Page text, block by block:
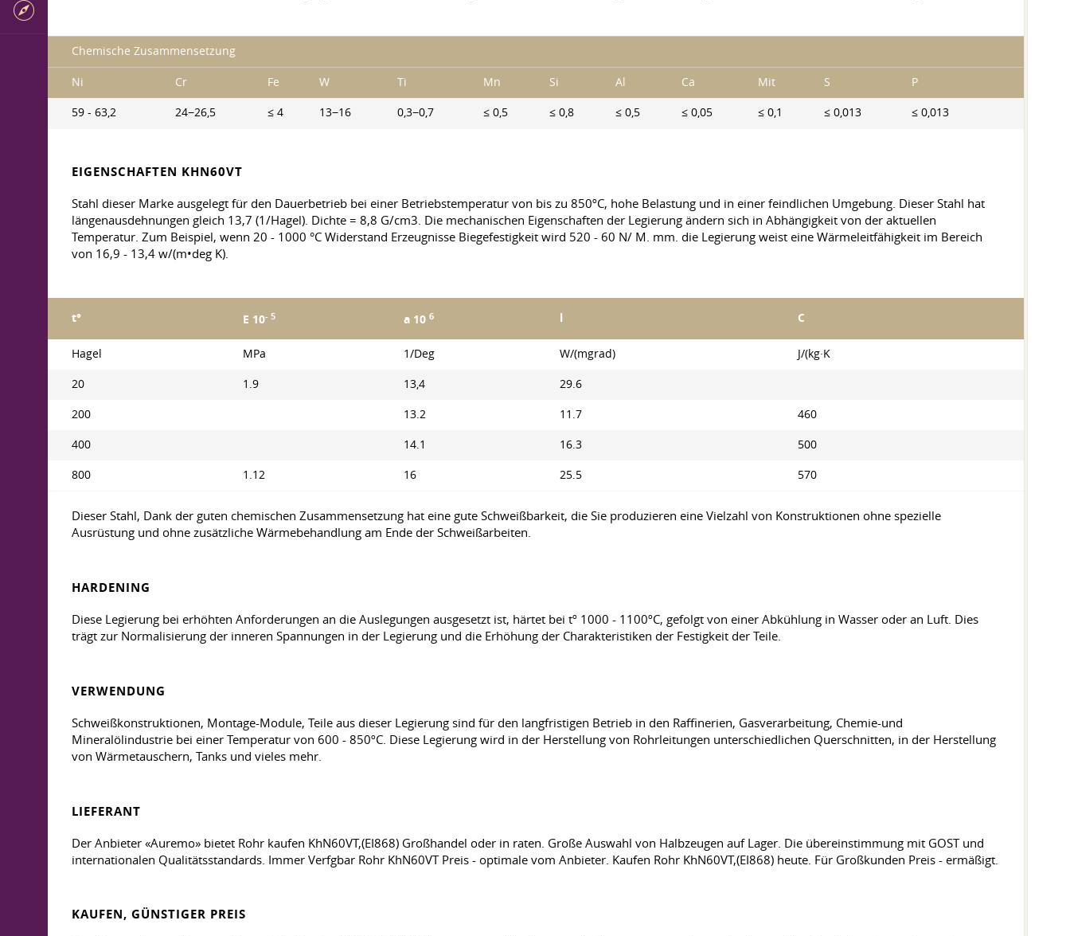
Chemische Zusammensetzung
Ni Cr Fe W Ti Mn Si Al Ca Mit S P
59 - 63,2 24−26,5 ≤ 4 13−16 0,3−0,7 ≤ 0,5 ≤ 0,8 ≤ 0,5 ≤ 0,05 ≤ 0,1 ≤ 0,013 ≤ 0,013
EIGENSCHAFTEN KHN60VT
Stahl dieser Marke ausgelegt für den Dauerbetrieb bei einer Betriebstemperatur von bis zu 850ºС, hohe Belastung und in einer feindlichen Umgebung. Dieser Stahl hat
längenausdehnungen gleich 13,7 (1/Hagel). Dichte = 8,8 G/cm3. Die mechanischen Eigenschaften der Legierung ändern sich in Abhängigkeit von der aktuellen
Temperatur. Zum Beispiel, wenn 20 - 1000 °C Widerstand Erzeugnisse Biegefestigkeit wird 520 - 60 N/ M. mm. die Legierung weist eine Wärmeleitfähigkeit im Bereich
von 16,9 - 13,4 w/(m•deg K).
t° E 10- 5 a 10 6 l C
Hagel MPa 1/Deg W/(mgrad) J/(kg·K
20 1.9 13,4 29.6
200 13.2 11.7 460
400 14.1 16.3 500
800 1.12 16 25.5 570
Dieser Stahl, Dank der guten chemischen Zusammensetzung hat eine gute Schweißbarkeit, die Sie produzieren eine Vielzahl von Konstruktionen ohne spezielle
Ausrüstung und ohne zusätzliche Wärmebehandlung am Ende der Schweißarbeiten.
HARDENING
Diese Legierung bei erhöhten Anforderungen an die Auslegungen ausgesetzt ist, härtet bei tº 1000 - 1100ºС, gefolgt von einer Abkühlung in Wasser oder an Luft. Dies
trägt zur Normalisierung der inneren Spannungen in der Legierung und die Erhöhung der Charakteristiken der Festigkeit der Teile.
VERWENDUNG
Schweißkonstruktionen, Montage-Module, Teile aus dieser Legierung sind für den langfristigen Betrieb in den Raffinerien, Gasverarbeitung, Chemie-und
Mineralölindustrie bei einer Temperatur von 600 - 850ºС. Diese Legierung wird in der Herstellung von Rohrleitungen unterschiedlichen Querschnitten, in der Herstellung
von Wärmetauschern, Tanks und vieles mehr.
LIEFERANT
Der Anbieter «Auremo» bietet Rohr kaufen KhN60VT,(EI868) Großhandel oder in raten. Große Auswahl von Halbzeugen auf Lager. Die übereinstimmung mit GOST und
internationalen Qualitätsstandards. Immer Verfgbar Rohr KhN60VT Preis - optimale vom Anbieter. Kaufen Rohr KhN60VT,(EI868) heute. Für Großkunden Preis - ermäßigt.
KAUFEN, GÜNSTIGER PREIS